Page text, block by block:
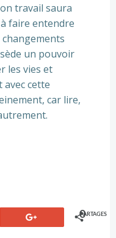
travail saura
à faire entendre
un pouvoir
les vies et
avec cette
car lire,
PARTAGES
0